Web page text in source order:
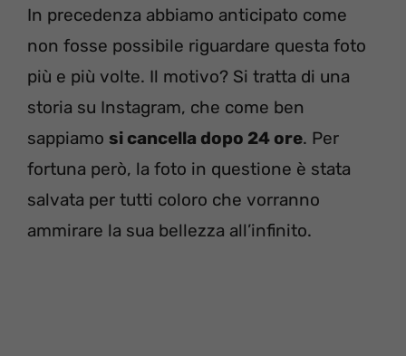
In precedenza abbiamo anticipato come
non fosse possibile riguardare questa foto
più e più volte. Il motivo? Si tratta di una
storia su Instagram, che come ben
sappiamo si cancella dopo 24 ore. Per
fortuna però, la foto in questione è stata
salvata per tutti coloro che vorranno
ammirare la sua bellezza all’infinito.